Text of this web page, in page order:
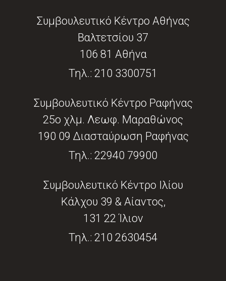
Συμβουλευτικό Κέντρο Αθήνας
Βαλτετσίου 37
106 81 Αθήνα
Τηλ.: 210 3300751
Συμβουλευτικό Κέντρο Ραφήνας
25ο χλμ. Λεωφ. Μαραθώνος
190 09 Διασταύρωση Ραφήνας
Τηλ.: 22940 79900
Συμβουλευτικό Κέντρο Ιλίου
Κάλχου 39 & Αίαντος,
131 22 Ίλιον
Τηλ.: 210 2630454